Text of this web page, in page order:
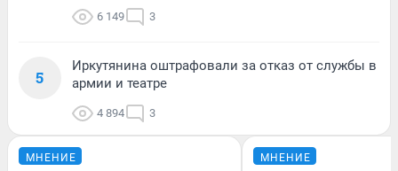
6 149 3
5
Иркутянина оштрафовали за отказ от службы в
армии и театре
4 894 3
МНЕНИЕ МНЕНИЕ